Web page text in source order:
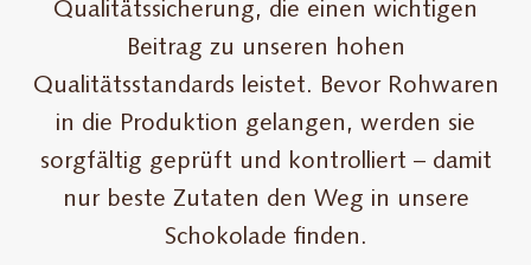
Qualitätssicherung, die einen wichtigen
Beitrag zu unseren hohen
Qualitätsstandards leistet. Bevor Rohwaren
in die Produktion gelangen, werden sie
sorgfältig geprüft und kontrolliert – damit
nur beste Zutaten den Weg in unsere
Schokolade finden.